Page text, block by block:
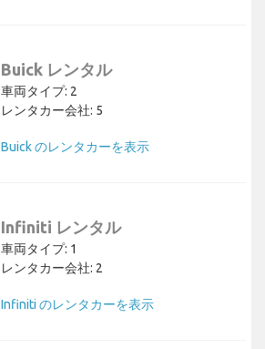
Buick レンタル
車両タイプ: 2
レンタカー会社: 5
Buick のレンタカーを表示
Infiniti レンタル
車両タイプ: 1
レンタカー会社: 2
Infiniti のレンタカーを表示